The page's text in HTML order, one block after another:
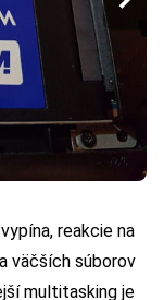
reakcie na
väčších súborov
multitasking je